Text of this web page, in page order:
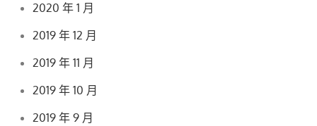
2020 年 1 月
2019 年 12 月
2019 年 11 月
2019 年 10 月
2019 年 9 月